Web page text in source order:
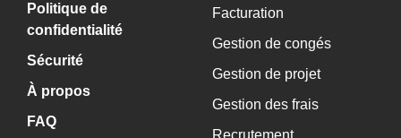
Politique de
confidentialité
Sécurité
À propos
FAQ
Facturation
Gestion de congés
Gestion de projet
Gestion des frais